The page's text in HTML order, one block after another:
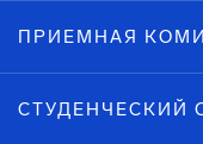
ПРИЕМНАЯ
СТУДЕНЧЕСКИЙ